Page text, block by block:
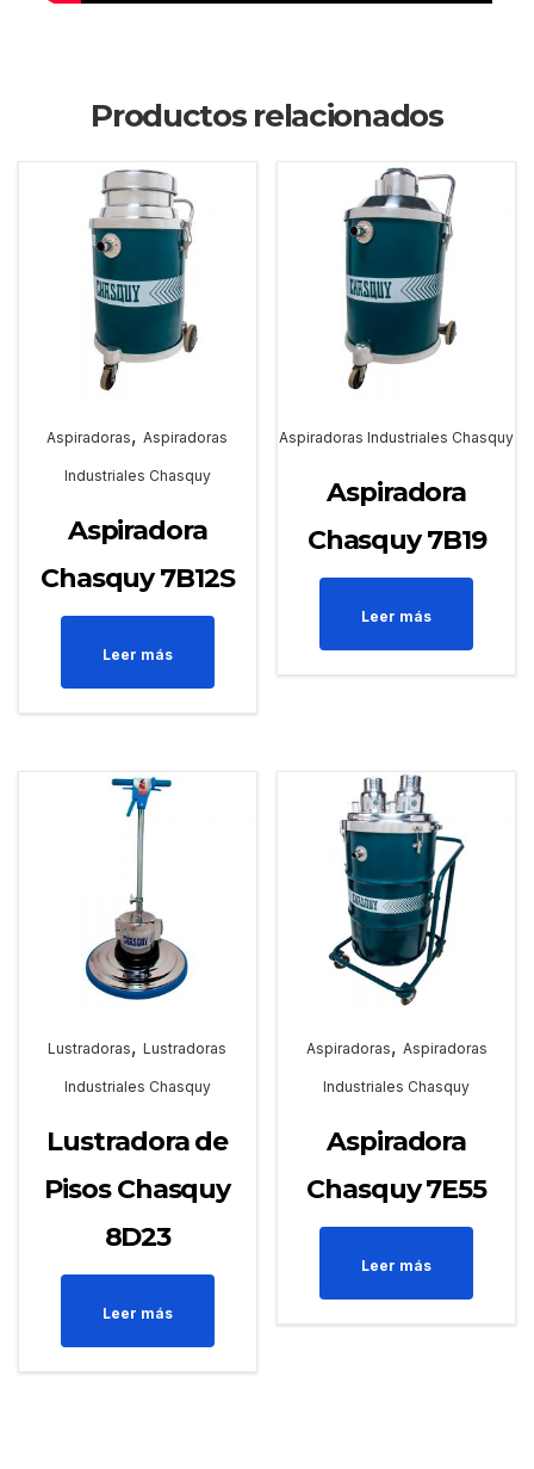
Productos relacionados
Aspiradoras,Aspiradoras
Industriales Chasquy
Aspiradora
Chasquy 7B12S
Leer más
Aspiradoras Industriales Chasquy
Aspiradora
Chasquy 7B19
Leer más
Lustradoras,Lustradoras
Industriales Chasquy
Lustradora de
Pisos Chasquy
8D23
Leer más
Aspiradoras, Aspiradoras
Industriales Chasquy
Aspiradora
Chasquy 7E55
Leer más